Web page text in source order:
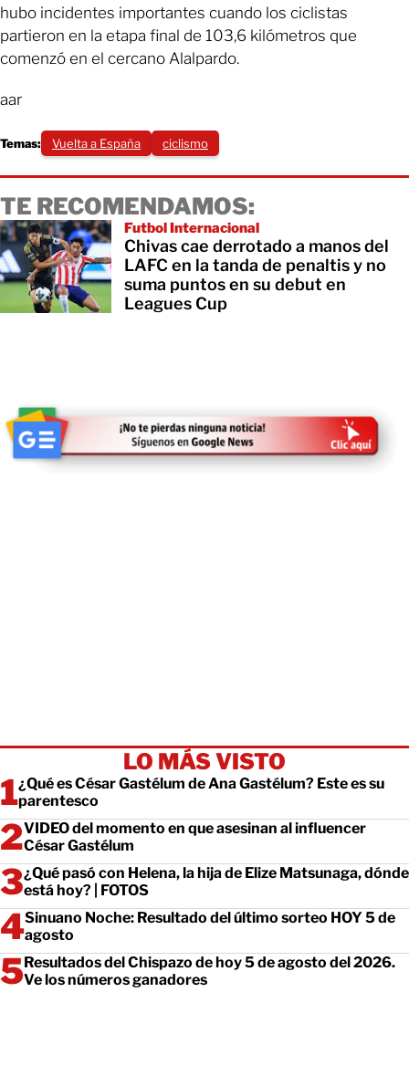
hubo incidentes importantes cuando los ciclistas
partieron en la etapa final de 103,6 kilómetros que
comenzó en el cercano Alalpardo.
aar
Temas: Vuelta a España ciclismo
TE RECOMENDAMOS:
Futbol Internacional
Chivas cae derrotado a manos del
LAFC en la tanda de penaltis y no
suma puntos en su debut en
Leagues Cup
LO MÁS VISTO
¿Qué es César Gastélum de Ana Gastélum? Este es su
parentesco
VIDEO del momento en que asesinan al influencer
César Gastélum
¿Qué pasó con Helena, la hija de Elize Matsunaga, dónde
está hoy? | FOTOS
Sinuano Noche: Resultado del último sorteo HOY 5 de
agosto
Resultados del Chispazo de hoy 5 de agosto del 2026.
Ve los números ganadores